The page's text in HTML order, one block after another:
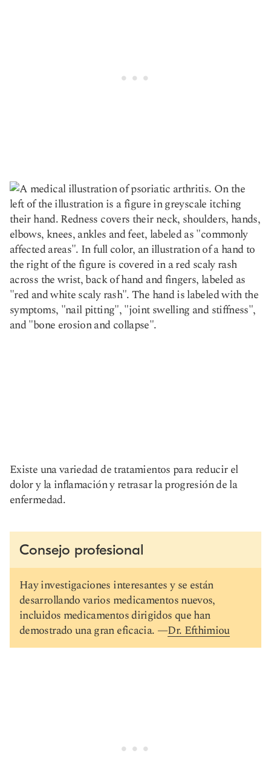
Existe una variedad de tratamientos para reducir el
dolor y la inflamación y retrasar la progresión de la
enfermedad.
Consejo profesional
Hay investigaciones interesantes y se están
desarrollando varios medicamentos nuevos,
incluidos medicamentos dirigidos que han
demostrado una gran eficacia. —Dr. Efthimiou